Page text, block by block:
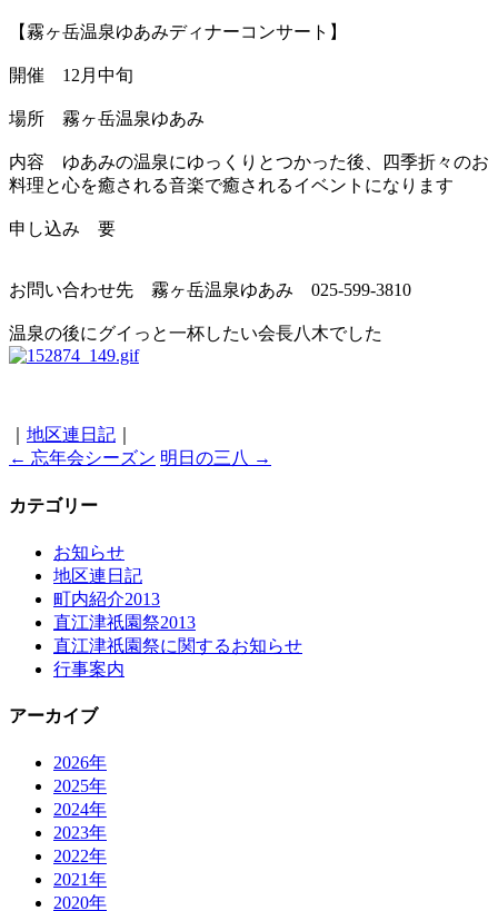
【霧ヶ岳温泉ゆあみディナーコンサート】
開催 12月中旬
場所 霧ヶ岳温泉ゆあみ
内容 ゆあみの温泉にゆっくりとつかった後、四季折々のお
料理と心を癒される音楽で癒されるイベントになります
申し込み 要
お問い合わせ先 霧ヶ岳温泉ゆあみ 025-599-3810
温泉の後にグイっと一杯したい会長八木でした
地区連日記
← 忘年会シーズン 明日の三八 →
カテゴリー
お知らせ
地区連日記
町内紹介2013
直江津祇園祭2013
直江津祇園祭に関するお知らせ
行事案内
アーカイブ
2026年
2025年
2024年
2023年
2022年
2021年
2020年